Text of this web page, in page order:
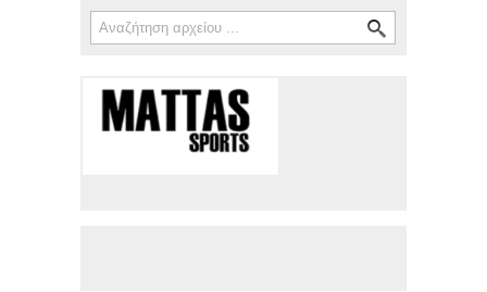
Φόρμα αναζήτησης
Αναζήτηση